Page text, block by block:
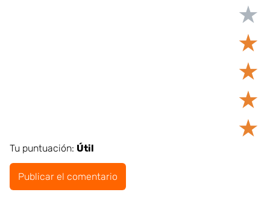
★
★
★
★
★
Tu puntuación: Útil